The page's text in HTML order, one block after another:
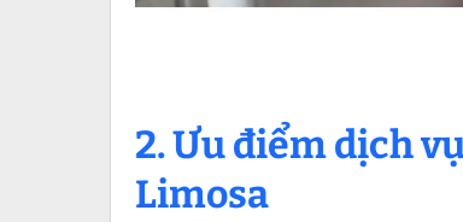
2. Ưu điểm dịch
Limosa